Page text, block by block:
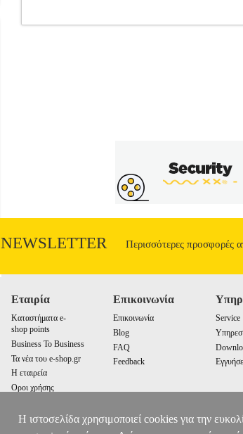
NEWSLETTER Περισσότερες προσφορές
Εταιρία
Καταστήματα e-
shop points
Business To Business
Τα νέα του e-shop.gr
Η εταιρεία
Οροι χρήσης
Επικοινωνία
Επικοινωνία
Blog
FAQ
Feedback
Service
Η ιστοσελίδα χρησιμοποιεί cookies για την